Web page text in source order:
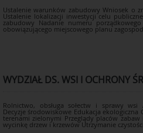
wykonywania
Miejski w
w innych
dane
udostępniane
innym, niż
Ustalenie warunków zabudowy Wniosek o
Ustalenie lokalizacji inwestycji celu
zabudowy Nadanie numeru
obowiązującego miejscowego planu
WYDZIAŁ DS. WSI I OCHRONY
Rolnictwo, obsługa sołectw i sprawy wsi
Decyzje środowiskowe Edukacja
terenami zielonymi Przeglądy placów
wycinkę drzew i krzewów Utrzymanie